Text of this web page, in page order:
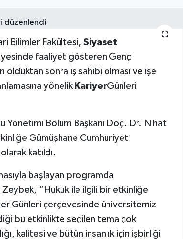
Bilimler Fakültesi, Siyaset
faaliyet gösteren Genç
sonra iş sahibi olması ve işe
yönelik KariyerGünleri
Yönetimi Bölüm Başkanı Doç. Dr. Nihat
Gümüşhane Cumhuriyet
katıldı.
başlayan programda
“Hukuk ile ilgili bir etkinliğe
Günleri çerçevesinde üniversitemiz
bu etkinlikte seçilen tema çok
kalitesi ve bütün insanlık için işbirliği